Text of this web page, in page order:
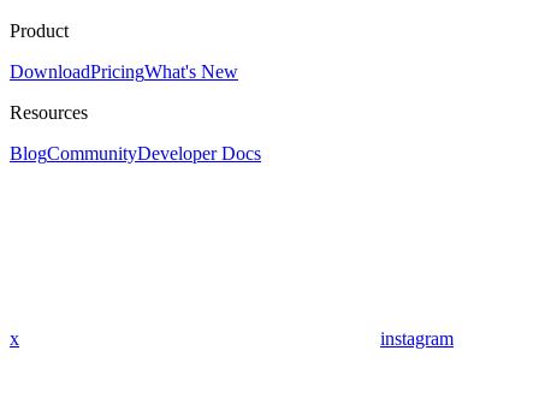
Product
DownloadPricingWhat's New
Resources
BlogCommunityDeveloper Docs
x instagram